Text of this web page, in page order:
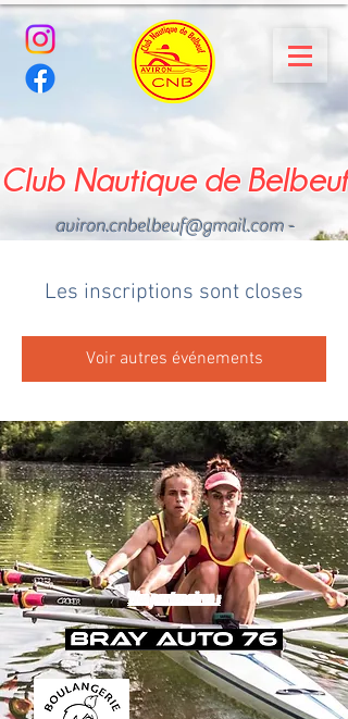
Club Nautique de Belbeuf
aviron.cnbelbeuf@gmail.com-
Les inscriptions sont closes
Voir autres événements
Nos partenaires :